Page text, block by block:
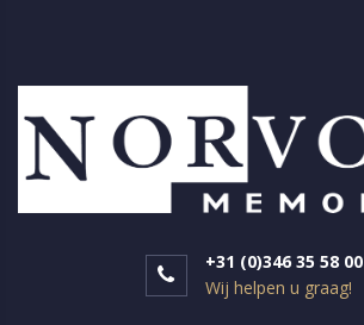
+31 (0)346 35 58 00
Wij helpen u graag!